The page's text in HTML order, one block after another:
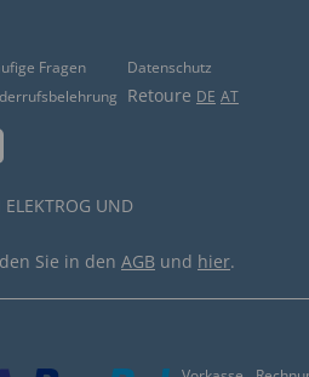
Fragen
Datenschutz
Retoure DE AT
UND
Sie in den AGB und hier.